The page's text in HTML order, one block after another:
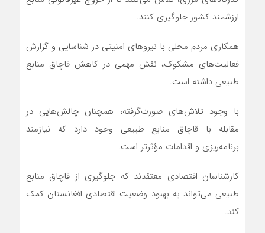
ارزشمند کشور جلوگیری کنند.
همکاری مردم محلی با نیروهای امنیتی در شناسایی و گزارش
فعالیت‌های مشکوک، نقش مهمی در کاهش قاچاق منابع
طبیعی داشته است.
با وجود تلاش‌های صورت‌گرفته، همچنان چالش‌هایی در
مقابله با قاچاق منابع طبیعی وجود دارد که نیازمند
برنامه‌ریزی و اقدامات مؤثرتر است.
کارشناسان اقتصادی معتقدند که جلوگیری از قاچاق منابع
طبیعی می‌تواند به بهبود وضعیت اقتصادی افغانستان کمک
کند.